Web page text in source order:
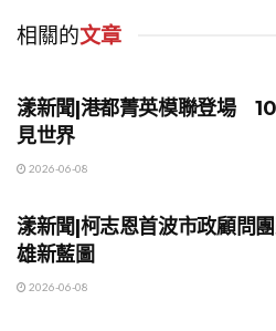
相關的文章
漾新聞|港都菁英模聯登場
見世界
2026-06-08
漾新聞|柯志恩首波市政顧問
雄新藍圖
2026-06-08